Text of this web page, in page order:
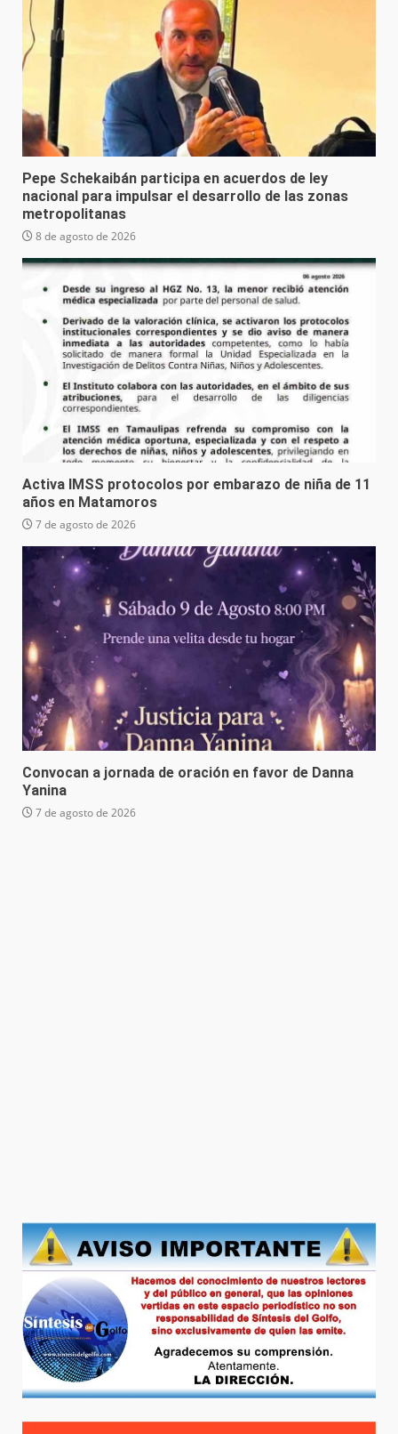
Pepe Schekaibán participa en acuerdos de ley
nacional para impulsar el desarrollo de las zonas
metropolitanas
8 de agosto de 2026
Activa IMSS protocolos por embarazo de niña de 11
años en Matamoros
7 de agosto de 2026
Convocan a jornada de oración en favor de Danna
Yanina
7 de agosto de 2026